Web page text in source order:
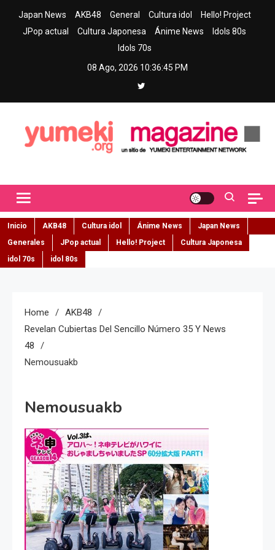
Japan News AKB48 General Cultura idol
Hello! Project
JPop actual
Cultura Japonesa Ánime News
Idols 80s
Idols 70s
08 Ago, 2026 10:36:46 PM
Inicio AKB48 Cultura idol Ánime News
Japan News
Generales
JPop actual Hello! Project
Cultura Japonesa
idol 70s
idol 80s
Home
AKB48
Revelan Cubiertas Del Sencillo Número 35 Y News
48
Nemousuakb
Nemousuakb